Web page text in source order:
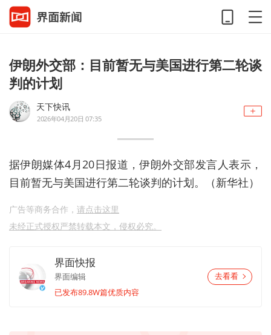
伊朗外交部：目前暂无与美国进行第二轮谈
判的计划
天下快讯
2026年04月20日 07:35
据伊朗媒体4月20日报道，伊朗外交部发言人表示，
目前暂无与美国进行第二轮谈判的计划。（新华社）
广告等商务合作， 请点击这里
未经正式授权严禁转载本文，侵权必究。
界面快报
界面编辑
已发布89.8W篇优质内容
去看看